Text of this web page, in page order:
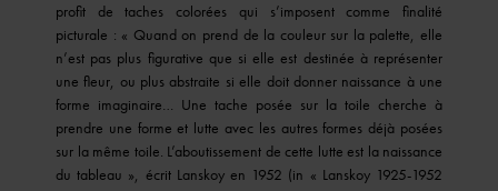
profit de taches colorées qui s’imposent comme finalité
picturale : « Quand on prend de la couleur sur la palette, elle
n’est pas plus figurative que si elle est destinée à représenter
une fleur, ou plus abstraite si elle doit donner naissance à une
forme imaginaire… Une tache posée sur la toile cherche à
prendre une forme et lutte avec les autres formes déjà posées
sur la même toile. L’aboutissement de cette lutte est la naissance
du tableau », écrit Lanskoy en 1952 (in « Lanskoy 1925-1952